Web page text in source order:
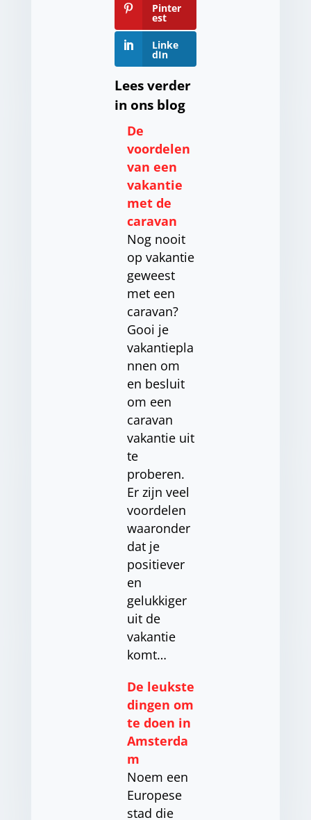
Pinter
est
Linke
dIn
Lees verder
in ons blog
De
voordelen
van een
vakantie
met de
caravan
Nog nooit
op vakantie
geweest
met een
caravan?
Gooi je
vakantiepla
nnen om
en besluit
om een
caravan
vakantie uit
te
proberen.
Er zijn veel
voordelen
waaronder
dat je
positiever
en
gelukkiger
uit de
vakantie
komt…
De leukste
dingen om
te doen in
Amsterda
m
Noem een ​​
Europese
stad die